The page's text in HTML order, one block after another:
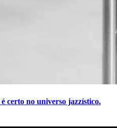
certo no universo jazzístico.